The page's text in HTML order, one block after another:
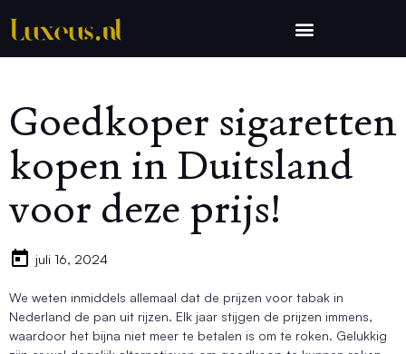
Goedkoper sigaretten
kopen in Duitsland
voor deze prijs!
juli 16, 2024
We weten inmiddels allemaal dat de prijzen voor tabak in
Nederland de pan uit rijzen. Elk jaar stijgen de prijzen immens,
waardoor het bijna niet meer te betalen is om te roken. Gelukkig